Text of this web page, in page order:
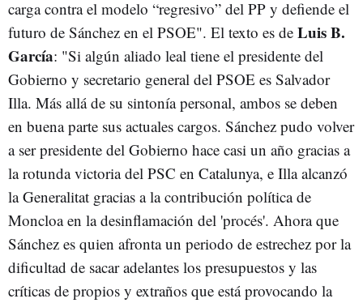
carga contra el modelo “regresivo” del PP y defiende el
futuro de Sánchez en el PSOE". El texto es de Luis B.
García: "Si algún aliado leal tiene el presidente del
Gobierno y secretario general del PSOE es Salvador
Illa. Más allá de su sintonía personal, ambos se deben
en buena parte sus actuales cargos. Sánchez pudo volver
a ser presidente del Gobierno hace casi un año gracias a
la rotunda victoria del PSC en Catalunya, e Illa alcanzó
la Generalitat gracias a la contribución política de
Moncloa en la desinflamación del 'procés'. Ahora que
Sánchez es quien afronta un periodo de estrechez por la
dificultad de sacar adelantes los presupuestos y las
críticas de propios y extraños que está provocando la